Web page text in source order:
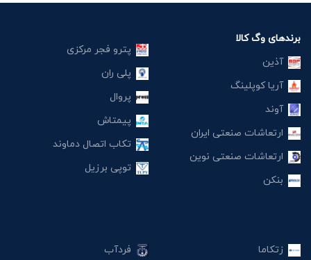
برندهای وگ کالا
آذین
آریا کوپلینگ
آوند
ارتعاشات صنعتی ایران
ارتعاشات صنعتی نوین
بنکن
پترو فجر مرکزی
پلی ران
پروال
پیمتاش
تکاب اتصال دماوند
توپی برزیل
زتکاما
فردآب